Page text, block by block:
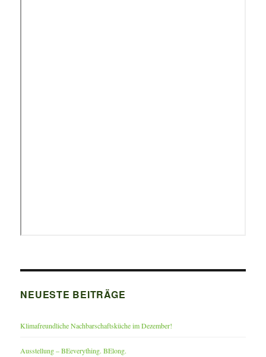
NEUESTE BEITRÄGE
Klimafreundliche Nachbarschaftsküche im Dezember!
Ausstellung – BEeverything. BElong.